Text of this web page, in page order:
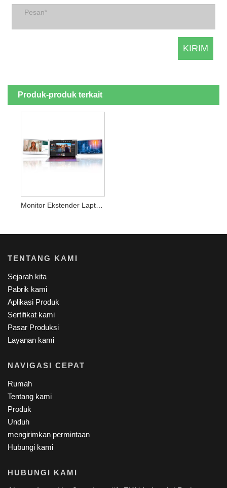
Produk-produk terkait
Monitor Ekstender Laptop Tiga Layar Layar LCD 14 Inci
TENTANG KAMI
Sejarah kita
Pabrik kami
Aplikasi Produk
Sertifikat kami
Pasar Produksi
Layanan kami
NAVIGASI CEPAT
Rumah
Tentang kami
Produk
Unduh
mengirimkan permintaan
Hubungi kami
HUBUNGI KAMI